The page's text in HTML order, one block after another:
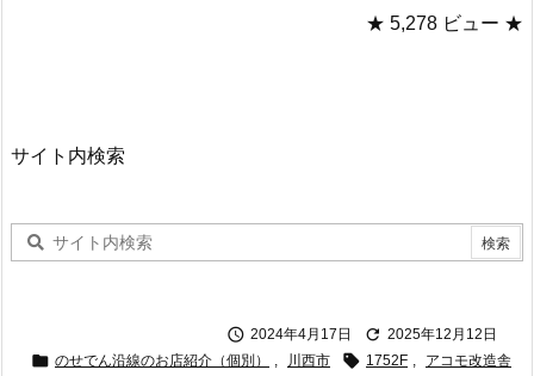
★ 5,278 ビュー ★
サイト内検索
 2024年4月17日  2025年12月12日
 のせでん沿線のお店紹介（個別） , 川西市  1752F ,
アコモ改造舎